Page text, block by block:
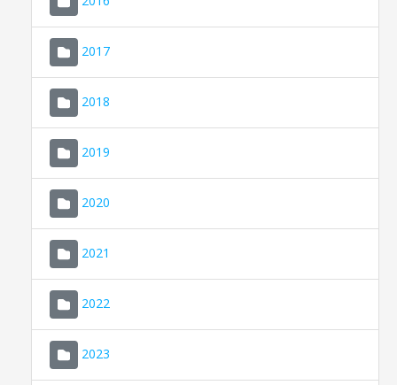
2017
2018
2019
2020
2021
2022
2023